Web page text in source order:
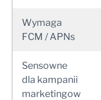
Wymaga
FCM / APNs
Sensowne
dla kampanii
marketingow